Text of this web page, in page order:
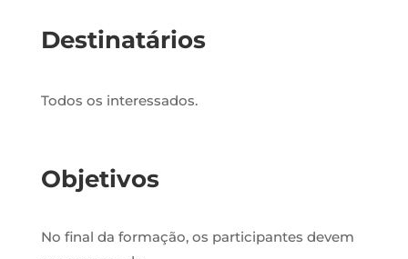
Destinatários
Todos os interessados.
Objetivos
No final da formação, os participantes devem